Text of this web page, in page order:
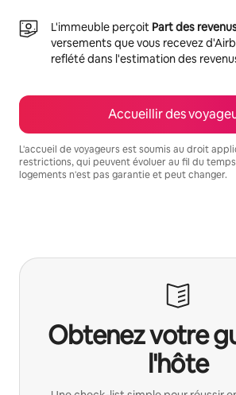
L'immeuble perçoit Part des
versements que vous recevez
reflété dans l'estimation des
Accueillir des
L'accueil de voyageurs est soumis au droit
restrictions, qui peuvent évoluer au fil du
logements n'est pas garantie et peut changer.
Obtenez votre
l'hôte